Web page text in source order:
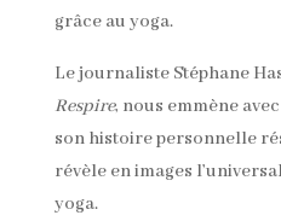
grâce au yoga.
Le journaliste Stéphane
Respire, nous emmène
son histoire personnelle
révèle en images
yoga.